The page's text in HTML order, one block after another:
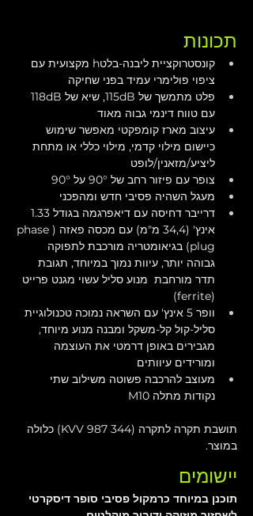
תכונות
קונסטרוקציית ליבנה-בלטh מקצועית עם
ציפוי פולימרי עמיד בפני שחיקה
עם טווח דינמי גבוה מאוד
עיצוב מארז קומפקטי מאפשר שימוש
כיישום מילוי קדמי, מילוי כללי או מתחת
ליציע/מזאנין/לופט
צופר עם פיזור רחב של 90° על 90°
מעגל השהיה פסיבי חדש ומהפכני
אינץ' (34,4 מ"מ) עם מכסה פאזה (phase
plug) בגיאומטריה מורכבת לתפוקה
גבוהה יותר, עיוות נמוך במיוחד, תגובת
תדר מורחבת  מנוע סליל עשוי מגנט פרייט
(ferrite)
וופר 5 אינץ' עם השראה נמוכה טכנולוגיית
סליל-קול קל-משקל ומבנה מנוע מיוחד,
מגבירים באופן דרמטי את העוצמה
ומורידים עיוותים
מעוצב להרכבה פשוטה משילוב שתי
נקודות מתלה M10
תושבת תקרה לתקרה (KVV 987 344) כלולה
במוצר.
יישומים
תוכנן במיוחד כרמקול פסיבי סופר דיסקרטי